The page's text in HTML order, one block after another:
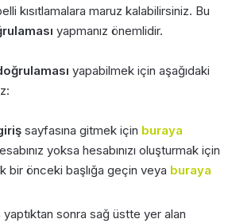
kısıtlamalara maruz kalabilirsiniz. Bu
yapmanız önemlidir.
yapabilmek için aşağıdaki
sayfasına gitmek için buraya
yoksa hesabınızı oluşturmak için
bir önceki başlığa geçin veya buraya
yaptıktan sonra sağ üstte yer alan